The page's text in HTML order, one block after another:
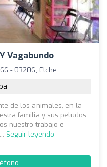
Vagabundo
- 03206, Elche
de los animales, en la
familia y sus peludos
nuestro trabajo e
Seguir leyendo